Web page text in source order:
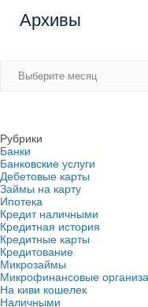
Архивы
Рубрики
Банки
Банковские услуги
Дебетовые карты
Займы на карту
Ипотека
Кредит наличными
Кредитная история
Кредитные карты
Кредитование
Микрозаймы
Микрофинансовые
На киви кошелек
Наличными